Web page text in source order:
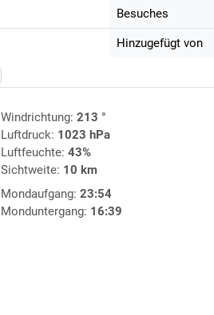
Besuches
Hinzugefügt von
Windrichtung: 213 °
Luftdruck: 1023 hPa
Luftfeuchte: 43%
Sichtweite: 10 km
Mondaufgang: 23:54
Monduntergang: 16:39